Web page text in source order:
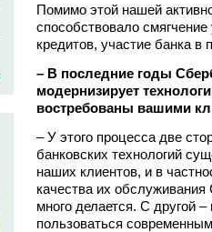
Помимо этой нашей
способствовало
кредитов, участие банка
– В последние годы
модернизирует
востребованы вашими
– У этого процесса две
банковских технологий
наших клиентов, и в
качества их
много делается. С другой
пользоваться